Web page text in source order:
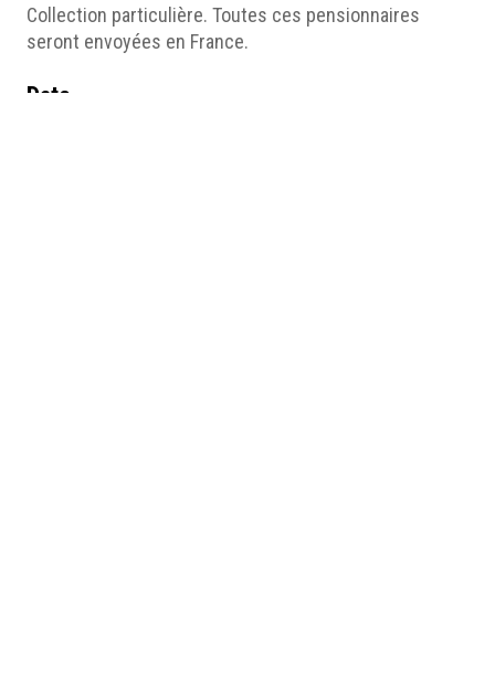
Collection particulière. Toutes ces pensionnaires
seront envoyées en France.
Date